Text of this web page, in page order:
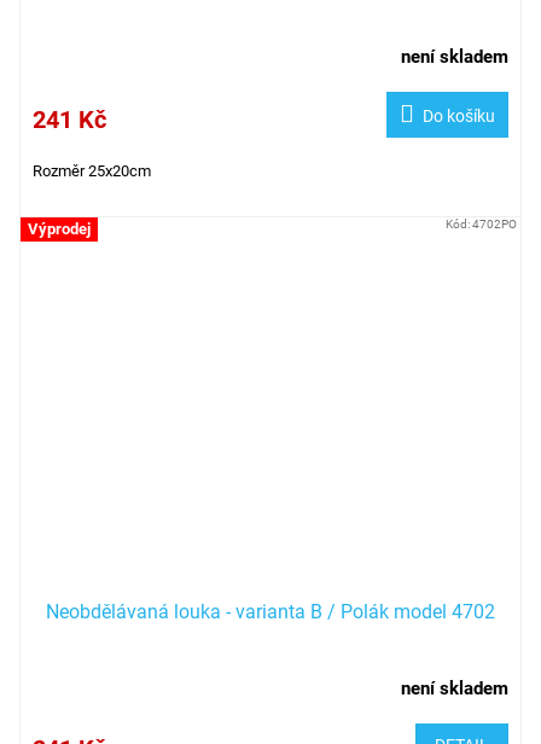
není skladem
241 Kč Do košíku
Rozměr 25x20cm
Výprodej
Neobdělávaná louka - varianta B / Polák model 4702
není skladem
Kód:4702PO